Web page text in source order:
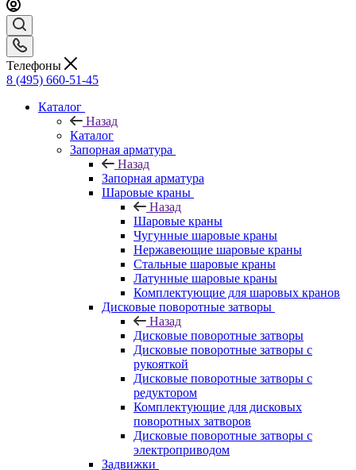
Телефоны
8 (495) 660-51-45
Каталог
Назад
Каталог
Запорная арматура
Назад
Запорная арматура
Шаровые краны
Назад
Шаровые краны
Чугунные шаровые краны
Нержавеющие шаровые краны
Стальные шаровые краны
Латунные шаровые краны
Комплектующие для шаровых кранов
Дисковые поворотные затворы
Назад
Дисковые поворотные затворы
Дисковые поворотные затворы с
рукояткой
Дисковые поворотные затворы с
редуктором
Комплектующие для дисковых
поворотных затворов
Дисковые поворотные затворы с
электроприводом
Задвижки